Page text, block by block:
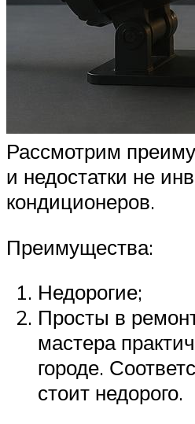
Рассмотрим
и недостатки не
кондиционеров.
Преимущества:
Недорогие;
Просты в
мастера
городе.
стоит недорого.